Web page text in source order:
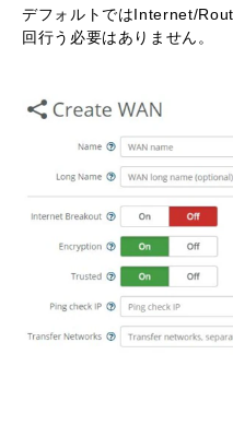
デフォルトではInternet/
回行う必要はありません。